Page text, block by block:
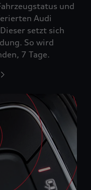
und
Audi
setzt sich
So wird
7 Tage.